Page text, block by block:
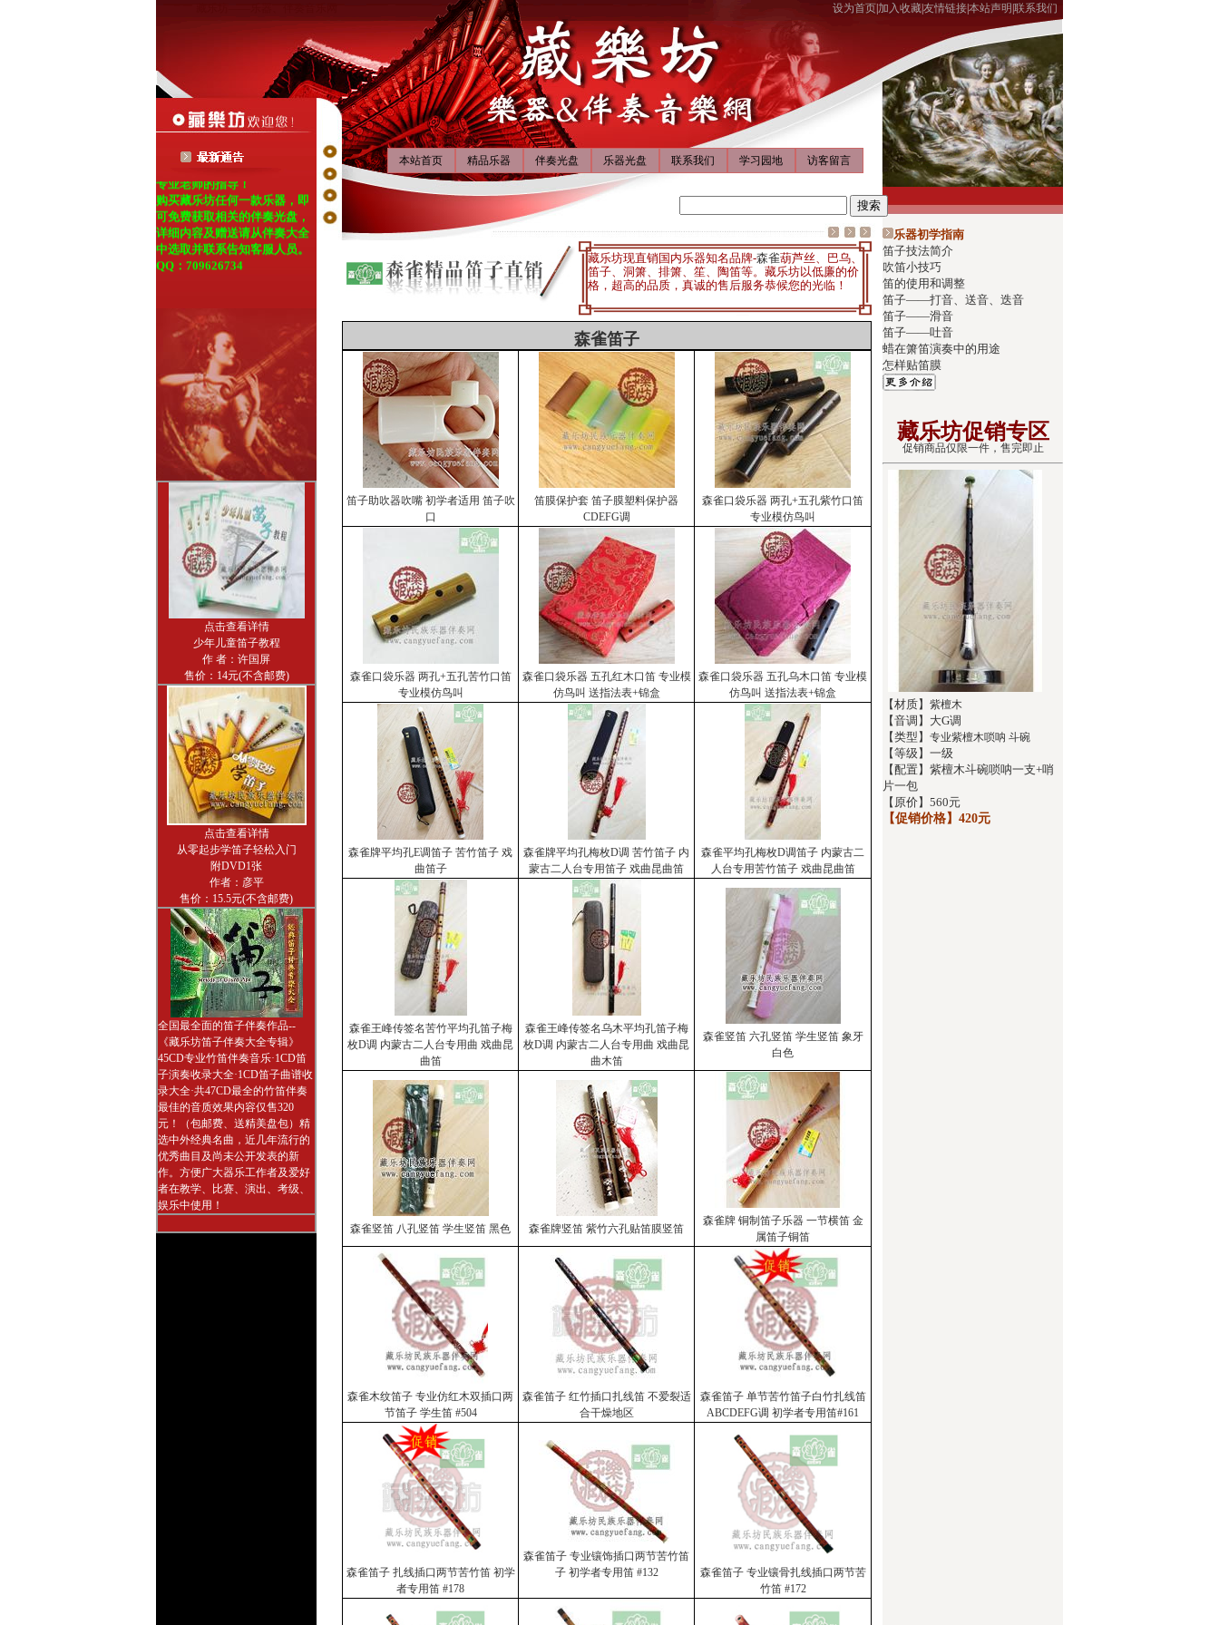
设为首页 加入收藏友情链接本站声明 联系我们
本站首页 精品乐器 伴奏光盘 乐器光盘 联系我们 学习园地 访客留言
藏乐坊现成为国内乐器知名品
牌-森雀牌的网络指定经销
商！凡在本站购买的森雀乐
器，如7天内出现质量问题，
均包换包维修(邮费由本坊承
担)；如在三个月内出现质量
问题，免费维修！如在学习过
程中遇到问题，均可得到本坊
购买藏乐坊任何一款乐器，即
可免费获取相关的伴奏光盘，
详细内容及赠送请从伴奏大全
中选取并联系告知客服人员。
QQ：709626734
点击查看详情
少年儿童笛子教程
作 者：许国屏
售价：14元(不含邮费)
点击查看详情
从零起步学笛子轻松入门
附DVD1张
作者：彦平
售价：15.5元(不含邮费)
全国最全面的笛子伴奏作品--
《藏乐坊笛子伴奏大全专辑》
45CD专业竹笛伴奏音乐·1CD笛
子演奏收录大全·1CD笛子曲谱收
录大全·共47CD最全的竹笛伴奏
最佳的音质效果内容仅售320
元！（包邮费、送精美盘包）精
选中外经典名曲，近几年流行的
优秀曲目及尚未公开发表的新
作。方便广大器乐工作者及爱好
者在教学、比赛、演出、考级、
娱乐中使用！
藏乐坊现直销国内乐器知名品牌-森雀葫芦丝、巴乌、
笛子、洞箫、排箫、笙、陶笛等。藏乐坊以低廉的价
格，超高的品质，真诚的售后服务恭候您的光临！
森雀笛子
笛子助吹器吹嘴 初学者适用 笛子吹
口
笛膜保护套 笛子膜塑料保护器
CDEFG调
森雀口袋乐器 两孔+五孔紫竹口笛
专业模仿鸟叫
森雀口袋乐器 两孔+五孔苦竹口笛
专业模仿鸟叫
森雀口袋乐器 五孔红木口笛 专业模
仿鸟叫 送指法表+锦盒
森雀口袋乐器 五孔乌木口笛 专业模
仿鸟叫 送指法表+锦盒
森雀牌平均孔E调笛子 苦竹笛子 戏
曲笛子
森雀牌平均孔梅枚D调 苦竹笛子 内
蒙古二人台专用笛子 戏曲昆曲笛
森雀平均孔梅枚D调笛子 内蒙古二
人台专用苦竹笛子 戏曲昆曲笛
森雀王峰传签名苦竹平均孔笛子梅
枚D调 内蒙古二人台专用曲 戏曲昆
曲笛
森雀王峰传签名乌木平均孔笛子梅
枚D调 内蒙古二人台专用曲 戏曲昆
曲木笛
森雀竖笛 六孔竖笛 学生竖笛 象牙
白色
森雀竖笛 八孔竖笛 学生竖笛 黑色 森雀牌竖笛 紫竹六孔贴笛膜竖笛
森雀牌 铜制笛子乐器 一节横笛 金
属笛子铜笛
森雀木纹笛子 专业仿红木双插口两
节笛子 学生笛 #504
森雀笛子 红竹插口扎线笛 不爱裂适
合干燥地区
森雀笛子 单节苦竹笛子白竹扎线笛
ABCDEFG调 初学者专用笛#161
森雀笛子 扎线插口两节苦竹笛 初学
者专用笛 #178
森雀笛子 专业镶饰插口两节苦竹笛
子 初学者专用笛 #132
森雀笛子 专业镶骨扎线插口两节苦
竹笛 #172
乐器初学指南
笛子技法简介
吹笛小技巧
笛的使用和调整
笛子——打音、送音、迭音
笛子——滑音
笛子——吐音
蜡在箫笛演奏中的用途
怎样贴笛膜
藏乐坊促销专区
促销商品仅限一件，售完即止
【材质】 紫檀木
【音调】大G调
【类型】 专业紫檀木唢呐 斗碗
【等级】一级
【配置】紫檀木斗碗唢呐一支+哨
片一包
【原价】560元
【促销价格】420元